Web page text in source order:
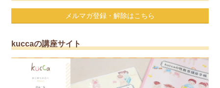
メルマガ登録・解除はこちら
kuccaの講座サイト